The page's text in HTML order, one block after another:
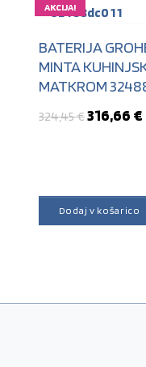
BATERIJA
MINTA
MATKROM
AKCIJA!
324,45€Izvirna
316,66 €
Dodaj v košarico